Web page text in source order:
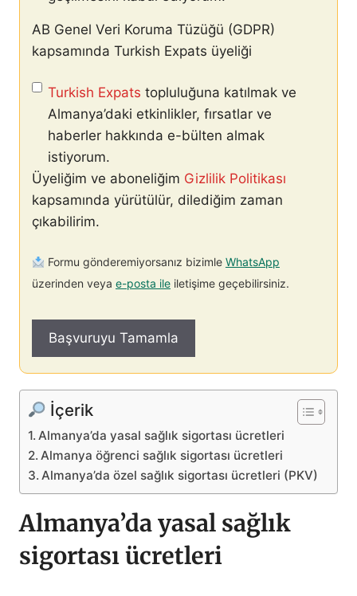
AB Genel Veri Koruma Tüzüğü (GDPR)
kapsamında Turkish Expats üyeliği
Turkish Expats topluluğuna katılmak ve
Almanya’daki etkinlikler, fırsatlar ve
haberler hakkında e-bülten almak
istiyorum.
Üyeliğim ve aboneliğim Gizlilik Politikası
kapsamında yürütülür, dilediğim zaman
çıkabilirim.
Formu gönderemiyorsanız bizimle WhatsApp
üzerinden veya e-posta ile iletişime geçebilirsiniz.
İçerik
Almanya’da yasal sağlık sigortası ücretleri
Almanya öğrenci sağlık sigortası ücretleri
Almanya’da özel sağlık sigortası ücretleri (PKV)
Almanya’da yasal sağlık
sigortası ücretleri